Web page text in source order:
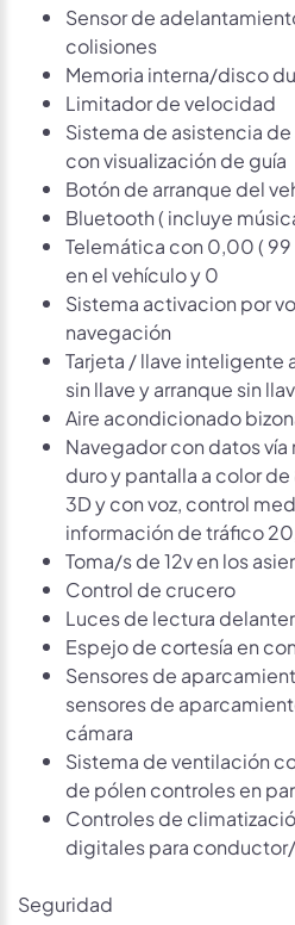
Sensor de
colisiones
Memoria interna/disco
Limitador de velocidad
Sistema de asistencia
con visualización de guía
Botón de arranque del
Bluetooth ( incluye
Telemática con 0,00 ( 99
en el vehículo y 0
Sistema activacion por
navegación
Tarjeta / llave inteligente
sin llave y arranque sin
Aire acondicionado
Navegador con datos
duro y pantalla a color
3D y con voz, control
información de tráfico
Toma/s de 12v en los
Control de crucero
Luces de lectura
Espejo de cortesía en
Sensores de
sensores de
cámara
Sistema de ventilación
de pólen controles en
Controles de
digitales para
Seguridad